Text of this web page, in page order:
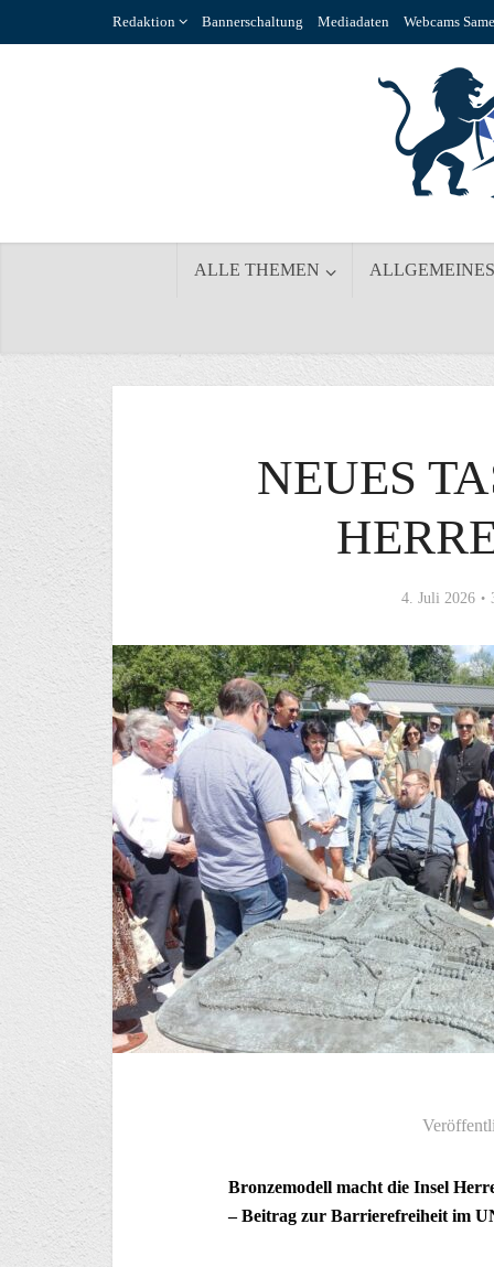
Redaktion Bannerschaltung Mediadaten Webcams
ALLE THEMEN ALLGEMEINES
NEUES
4. Juli 2026
Bronzemodell macht die Insel
– Beitrag zur Barrierefreiheit im